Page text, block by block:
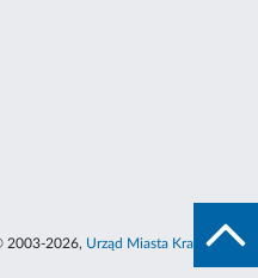
2003-2026, Urząd Miasta Krakowa